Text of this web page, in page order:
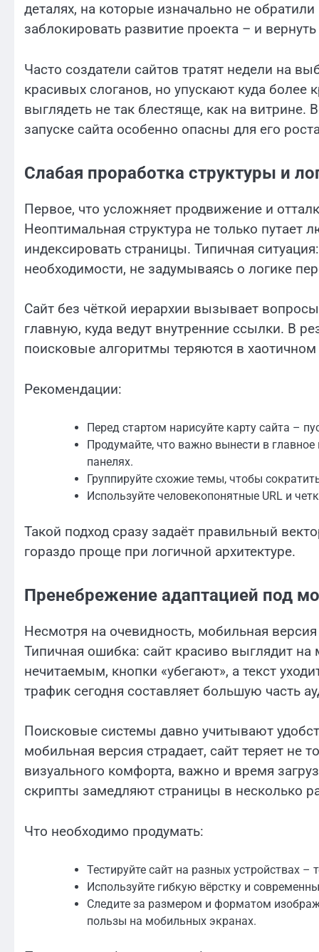
деталях, на которые изначально не
заблокировать развитие проекта – и
Часто создатели сайтов тратят недели на
красивых слоганов, но упускают куда
выглядеть не так блестяще, как на витрине.
запуске сайта особенно опасны для его
Слабая проработка структуры и
Первое, что усложняет продвижение и
Неоптимальная структура не только
индексировать страницы. Типичная
необходимости, не задумываясь о логике
Сайт без чёткой иерархии вызывает
главную, куда ведут внутренние ссылки. В
поисковые алгоритмы теряются в
Рекомендации:
Перед стартом нарисуйте карту сайта –
Продумайте, что важно вынести в
панелях.
Группируйте схожие темы, чтобы
Используйте человекопонятные URL и
Такой подход сразу задаёт правильный
гораздо проще при логичной архитектуре.
Пренебрежение адаптацией под
Несмотря на очевидность, мобильная
Типичная ошибка: сайт красиво выглядит
нечитаемым, кнопки «убегают», а текст
трафик сегодня составляет большую часть
Поисковые системы давно учитывают
мобильная версия страдает, сайт теряет не
визуального комфорта, важно и время
скрипты замедляют страницы в несколько
Что необходимо продумать:
Тестируйте сайт на разных устройствах –
Используйте гибкую вёрстку и
Следите за размером и форматом
пользы на мобильных экранах.